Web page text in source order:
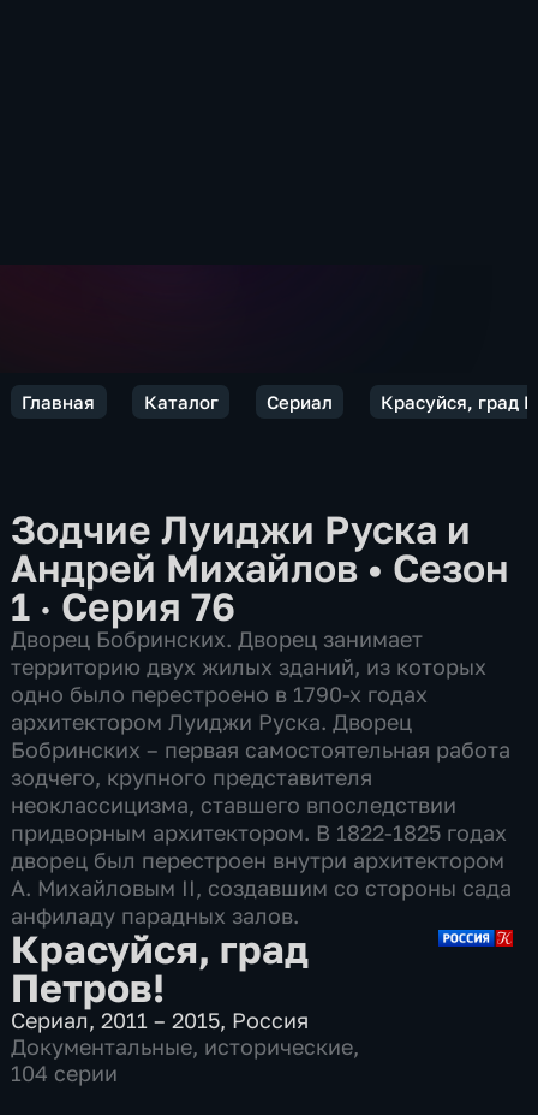
Главная Каталог Сериал Красуйся, град
Зодчие Луиджи Руска и
Андрей Михайлов• Сезон
1 · Серия 76
Дворец Бобринских. Дворец занимает
территорию двух жилых зданий, из которых
одно было перестроено в 1790-х годах
архитектором Луиджи Руска. Дворец
Бобринских – первая самостоятельная работа
зодчего, крупного представителя
неоклассицизма, ставшего впоследствии
придворным архитектором. В 1822-1825 годах
дворец был перестроен внутри архитектором
А. Михайловым II, создавшим со стороны сада
анфиладу парадных залов.
Красуйся, град
Петров!
Сериал,2011 – 2015, Россия
Документальные, исторические,
104 серии